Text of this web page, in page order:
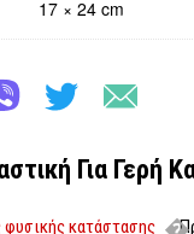
17 × 24 cm
Για Γερή
κατάστασης